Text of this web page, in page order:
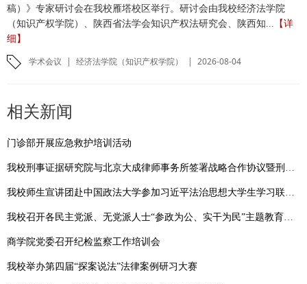
稿）》专家研讨会在我校雁塔校区举行。研讨会由我校经济法学院
（知识产权学院）、陕西省法学会知识产权法研究会、陕西知... 【详
细】
学术会议 | 经济法学院（知识产权学院） | 2026-08-04
相关新闻
门诊部开展应急救护培训活动
我校刑事证据研究院与北京大成律师事务所签署战略合作协议暨刑事证据研究院大成分院正式成立
我校师生宣讲团赴中国政法大学参加习近平法治思想大学生学习联盟“领航宣讲团”联合宣讲启动仪式暨交流分享会
我校召开各民主党派、无党派人士“参政为公、实干为民”主题教育动员部署会
商学院党委召开纪检监察工作培训会
我校举办第四届“探案说法”法律案例研习大赛